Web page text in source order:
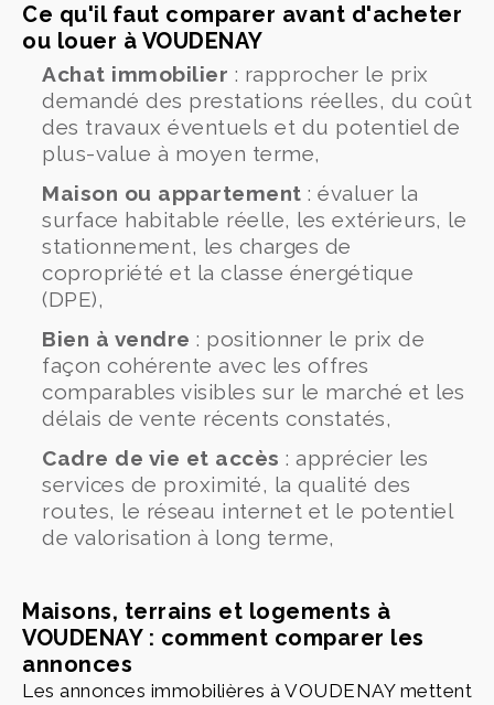
Ce qu'il faut comparer avant d'acheter
ou louer à VOUDENAY
Achat immobilier : rapprocher le prix
demandé des prestations réelles, du coût
des travaux éventuels et du potentiel de
plus-value à moyen terme,
Maison ou appartement : évaluer la
surface habitable réelle, les extérieurs, le
stationnement, les charges de
copropriété et la classe énergétique
(DPE),
Bien à vendre : positionner le prix de
façon cohérente avec les offres
comparables visibles sur le marché et les
délais de vente récents constatés,
Cadre de vie et accès : apprécier les
services de proximité, la qualité des
routes, le réseau internet et le potentiel
de valorisation à long terme,
Maisons, terrains et logements à
VOUDENAY : comment comparer les
annonces
Les annonces immobilières à VOUDENAY mettent